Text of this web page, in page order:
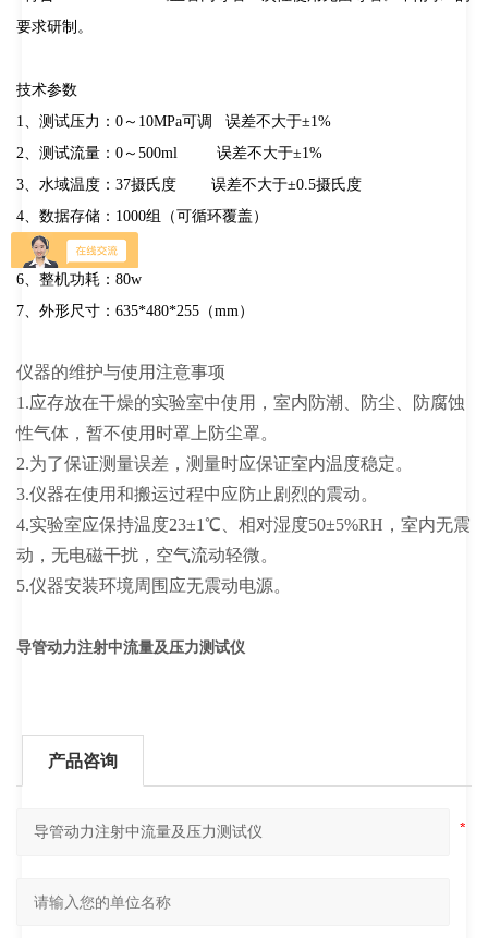
要求研制。
技术参数
1、测试压力：0～10MPa可调 误差不大于±1%
2、测试流量：0～500ml 误差不大于±1%
3、水域温度：37摄氏度 误差不大于±0.5摄氏度
4、数据存储：1000组（可循环覆盖）
5、重 量：80kg
6、整机功耗：80w
7、外形尺寸：635*480*255（mm）
仪器的维护与使用注意事项
1.应存放在干燥的实验室中使用，室内防潮、防尘、防腐蚀
性气体，暂不使用时罩上防尘罩。
2.为了保证测量误差，测量时应保证室内温度稳定。
3.仪器在使用和搬运过程中应防止剧烈的震动。
4.实验室应保持温度23±1℃、相对湿度50±5%RH，室内无震
动，无电磁干扰，空气流动轻微。
5.仪器安装环境周围应无震动电源。
导管动力注射中流量及压力测试仪
产品咨询